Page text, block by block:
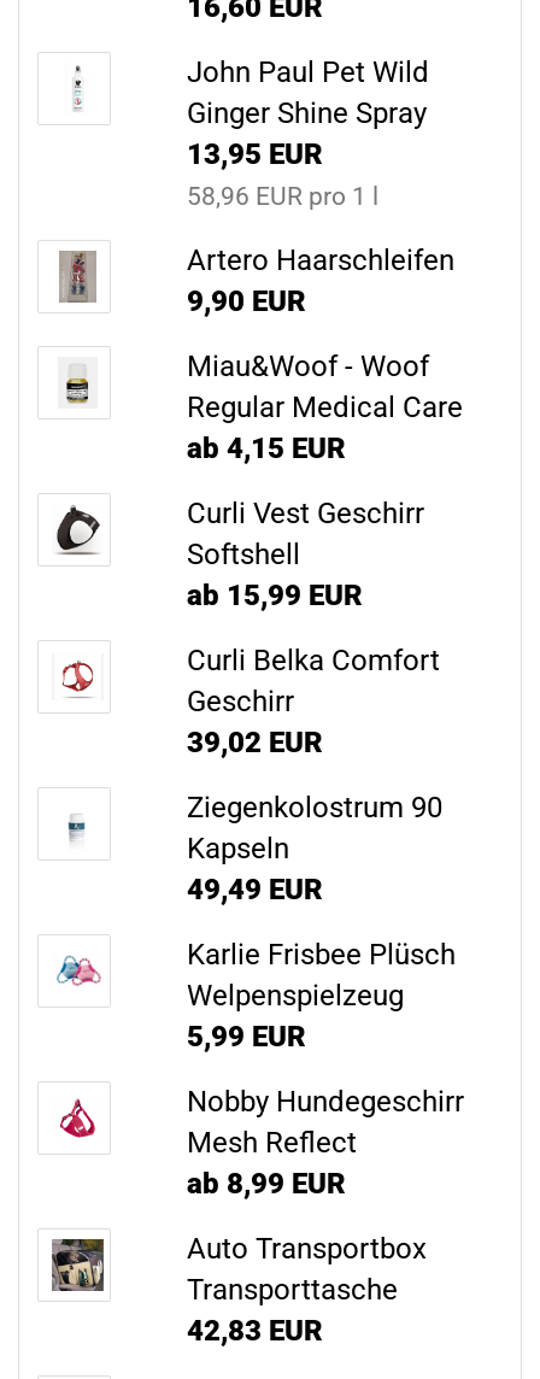
16,60 EUR
John Paul Pet Wild
Ginger Shine Spray
13,95 EUR
58,96 EUR pro 1 l
Artero Haarschleifen
9,90 EUR
Miau&Woof - Woof
Regular Medical Care
ab 4,15 EUR
Curli Vest Geschirr
Softshell
ab 15,99 EUR
Curli Belka Comfort
Geschirr
39,02 EUR
Ziegenkolostrum 90
Kapseln
49,49 EUR
Karlie Frisbee Plüsch
Welpenspielzeug
5,99 EUR
Nobby Hundegeschirr
Mesh Reflect
ab 8,99 EUR
Auto Transportbox
Transporttasche
42,83 EUR